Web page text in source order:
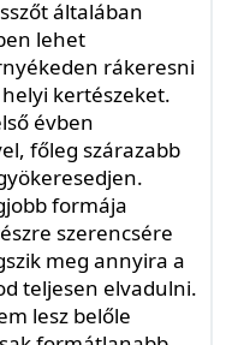
általában
lehet
rákeresni
kertészeket.
évben
főleg szárazabb
formája
szerencsére
meg annyira a
teljesen elvadulni.
lesz belőle